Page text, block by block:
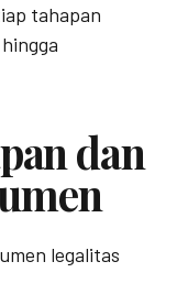
tahapan
dan
legalitas